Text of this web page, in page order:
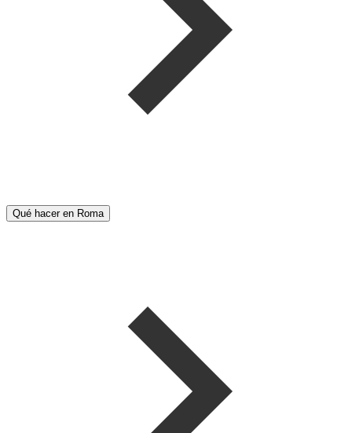
Qué hacer en Roma